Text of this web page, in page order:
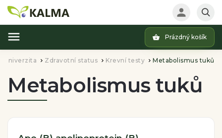
Prázdný košík
Univerzita / Zdravotní status / Krevní testy / Metabolismus tuků
Metabolismus tuků